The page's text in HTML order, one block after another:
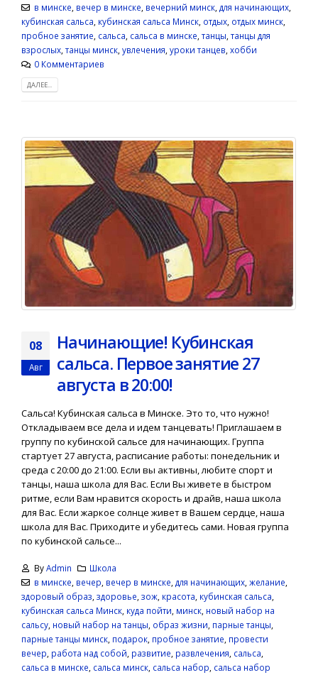
в минске, вечер в минске, вечерний минск, для начинающих,
кубинская сальса, кубинская сальса Минск, отдых, отдых минск,
пробное занятие, сальса, сальса в минске, танцы, танцы для
взрослых, танцы минск, увлечения, уроки танцев, хобби
0 Комментариев
ДАЛЕЕ...
08
Авг
Начинающие! Кубинская
сальса. Первое занятие 27
августа в 20:00!
Сальса! Кубинская сальса в Минске. Это то, что нужно!
Откладываем все дела и идем танцевать! Приглашаем в
группу по кубинской сальсе для начинающих. Группа
стартует 27 августа, расписание работы: понедельник и
среда с 20:00 до 21:00. Если вы активны, любите спорт и
танцы, наша школа для Вас. Если Вы живете в быстром
ритме, если Вам нравится скорость и драйв, наша школа
для Вас. Если жаркое солнце живет в Вашем сердце, наша
школа для Вас. Приходите и убедитесь сами. Новая группа
по кубинской сальсе...
ByAdmin
Школа
в минске, вечер, вечер в минске, для начинающих, желание,
здоровый образ, здоровье, зож, красота, кубинская сальса,
кубинская сальса Минск, куда пойти, минск, новый набор на
сальсу, новый набор на танцы, образ жизни, парные танцы,
парные танцы минск, подарок, пробное занятие, провести
вечер, работа над собой, развитие, развлечения, сальса,
сальса в минске, сальса минск, сальса набор, сальса набор